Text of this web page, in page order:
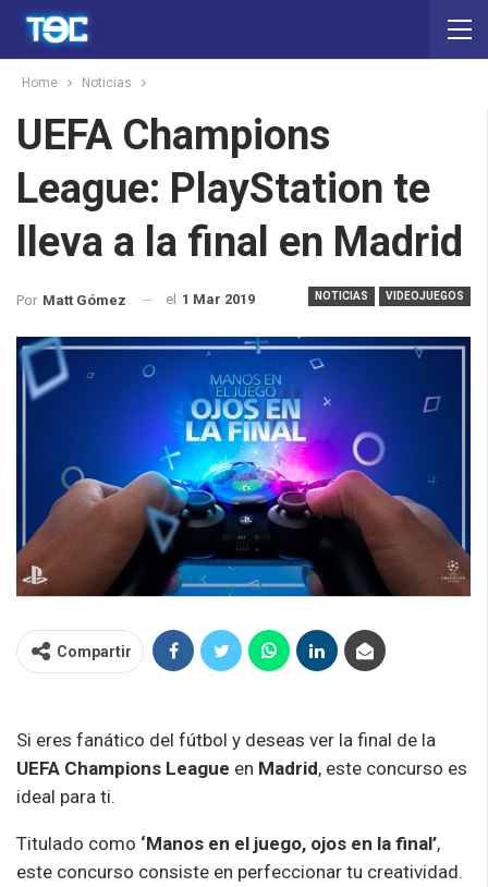
Home Noticias
UEFA Champions
League: PlayStation te
lleva a la final en Madrid
NOTICIAS VIDEOJUEGOS
Por Matt Gómez el 1 Mar 2019
Compartir
Si eres fanático del fútbol y deseas ver la final de la
UEFA Champions League en Madrid, este concurso es
ideal para ti.
Titulado como ‘Manos en el juego, ojos en la final’,
este concurso consiste en perfeccionar tu creatividad.